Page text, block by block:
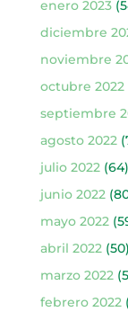
enero 2023
diciembre
noviembre
octubre 2022
septiembre
agosto 2022
julio 2022(64)
junio 2022
mayo 2022
abril 2022(50)
marzo 2022
febrero 2022